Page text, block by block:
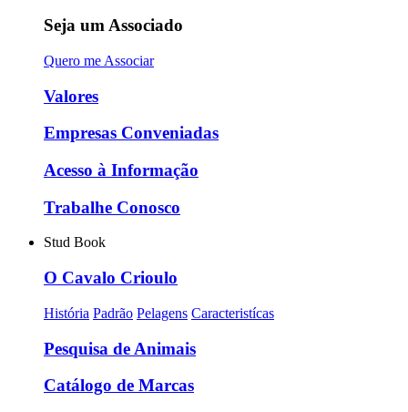
Seja um Associado
Quero me Associar
Valores
Empresas Conveniadas
Acesso à Informação
Trabalhe Conosco
Stud Book
O Cavalo Crioulo
História Padrão Pelagens Caracteristícas
Pesquisa de Animais
Catálogo de Marcas